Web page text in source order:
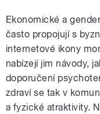
Ekonomické a
často propojují s
internetové ikony
nabízejí jim návody,
doporučení
zdraví se tak v
a fyzické atraktivity.